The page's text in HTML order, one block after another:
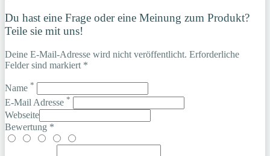
Du hast eine Frage oder eine Meinung zum Produkt?
Teile sie mit uns!
Deine E-Mail-Adresse wird nicht veröffentlicht. Erforderliche
Felder sind markiert *
Name *
E-Mail Adresse *
Webseite
Bewertung *